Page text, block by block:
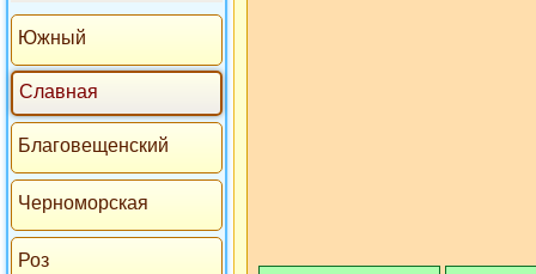
Южный
Славная
Благовещенский
Черноморская
Роз